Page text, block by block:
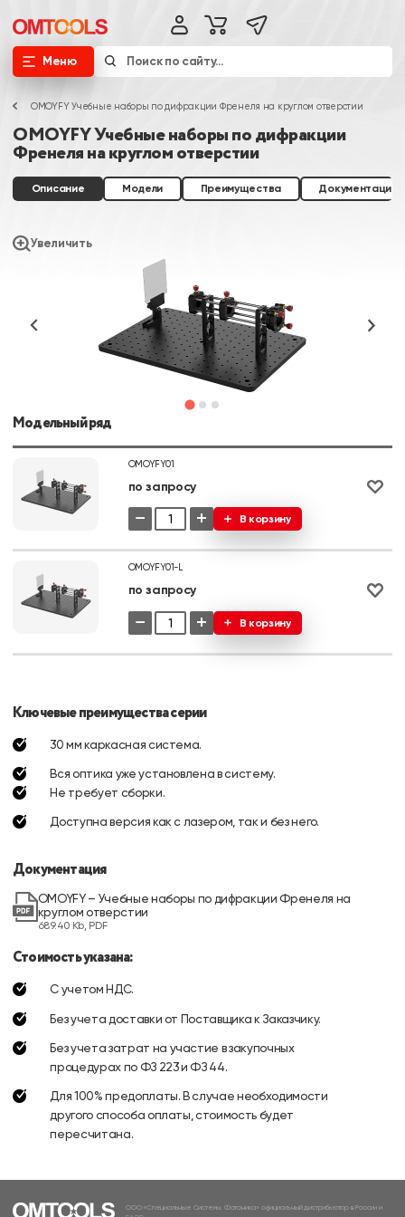
Меню
OMOYFY Учебные наборы по дифракции Френеля на круглом отверстии
OMOYFY Учебные наборы по дифракции
Френеля на круглом отверстии
Описание Модели Преимущества Документация
Увеличить
Модельный ряд
OMOYFY01
по запросу
− + В корзину
OMOYFY01-L
по запросу
− + В корзину
Ключевые преимущества серии
30 мм каркасная система.
Вся оптика уже установлена в систему.
Не требует сборки.
Доступна версия как с лазером, так и без него.
Документация
OMOYFY – Учебные наборы по дифракции Френеля на
круглом отверстии
689.40 Kb, PDF
Стоимость указана:
С учетом НДС.
Без учета доставки от Поставщика к Заказчику.
Без учета затрат на участие в закупочных
процедурах по ФЗ 223 и ФЗ 44.
Для 100% предоплаты. В случае необходимости
другого способа оплаты, стоимость будет
пересчитана.
ООО «Специальные Системы. Фотоника» официальный дистрибьютор в России и